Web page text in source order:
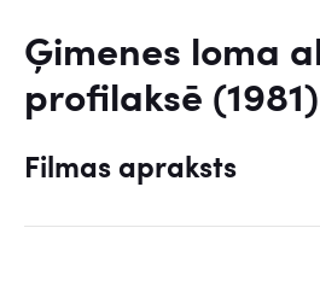
Ģimenes loma
profilaksē (1981)
Filmas apraksts